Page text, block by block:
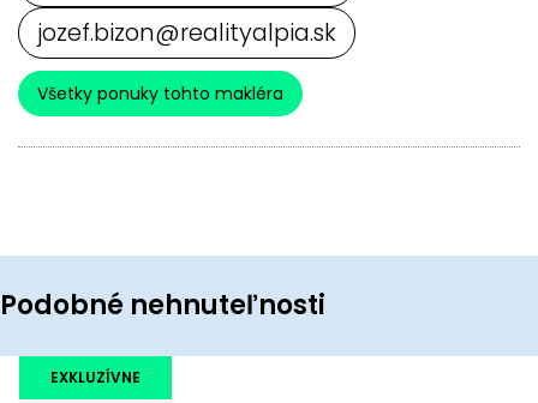
jozef.bizon@realityalpia.sk
Všetky ponuky tohto makléra
Podobné nehnuteľnosti
EXKLUZÍVNE